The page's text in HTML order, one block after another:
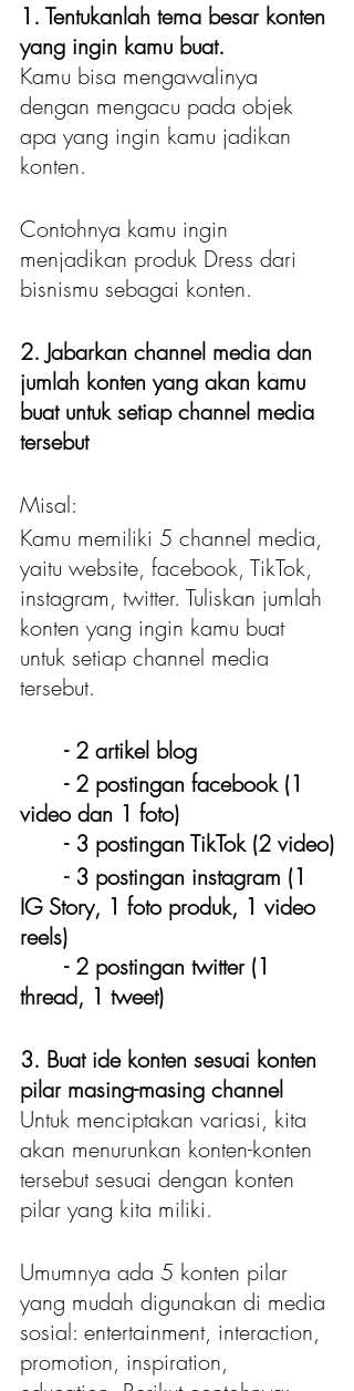
1. Tentukanlah tema besar konten
yang ingin kamu buat.
Kamu bisa mengawalinya
dengan mengacu pada objek
apa yang ingin kamu jadikan
konten.
Contohnya kamu ingin
menjadikan produk Dress dari
bisnismu sebagai konten.
2. Jabarkan channel media dan
jumlah konten yang akan kamu
buat untuk setiap channel media
tersebut
Misal:
Kamu memiliki 5 channel media,
yaitu website, facebook, TikTok,
instagram, twitter. Tuliskan jumlah
konten yang ingin kamu buat
untuk setiap channel media
tersebut.
	- 2 artikel blog
video dan 1 foto)
	- 3 postingan TikTok (2 video)
IG Story, 1 foto produk, 1 video
reels)
thread, 1 tweet)
3. Buat ide konten sesuai konten
pilar masing-masing channel
Untuk menciptakan variasi, kita
akan menurunkan konten-konten
tersebut sesuai dengan konten
pilar yang kita miliki.
Umumnya ada 5 konten pilar
yang mudah digunakan di media
sosial: entertainment, interaction,
promotion, inspiration,